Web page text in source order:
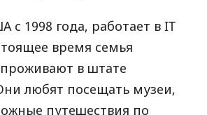
с 1998 года, работает в IT
время семья
в штате
любят посещать музеи,
путешествия по